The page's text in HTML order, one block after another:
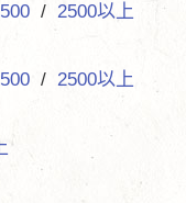
/ 2500以上
/ 2500以上